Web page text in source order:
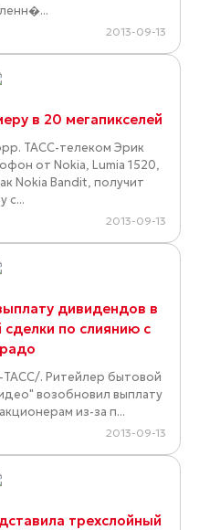
2013-09-13
в 20 мегапикселей
ТАСС-телеком Эрик
от Nokia, Lumia 1520,
Nokia Bandit, получит
с...
2013-09-13
дивидендов в
сделки по слиянию с
. Ритейлер бытовой
возобновил выплату
из-за п...
2013-09-13
трехслойный